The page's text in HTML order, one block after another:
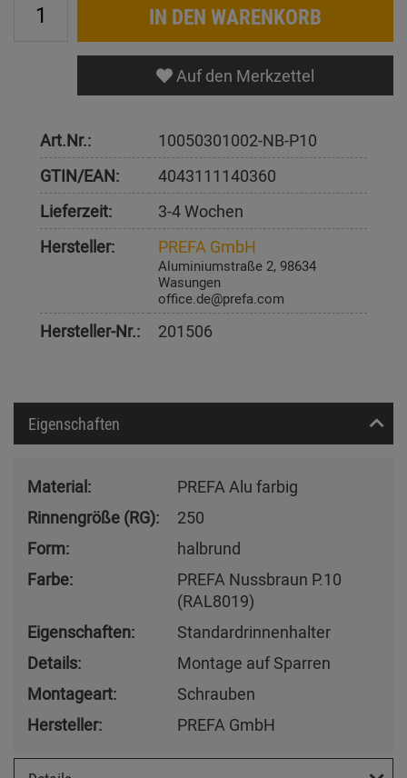
IN DEN WARENKORB
Auf den Merkzettel
Art.Nr.:
10050301002-NB-P10
GTIN/EAN:
4043111140360
Lieferzeit:
3-4 Wochen
Hersteller:
PREFA GmbH
Aluminiumstraße 2, 98634
Wasungen
office.de@prefa.com
Hersteller-Nr.: 201506
Eigenschaften
Material:
PREFA Alu farbig
Rinnengröße (RG):
250
Form:
halbrund
Farbe:
PREFA Nussbraun P.10
(RAL8019)
Eigenschaften:
Standardrinnenhalter
Details:
Montage auf Sparren
Montageart:
Schrauben
Hersteller:
PREFA GmbH